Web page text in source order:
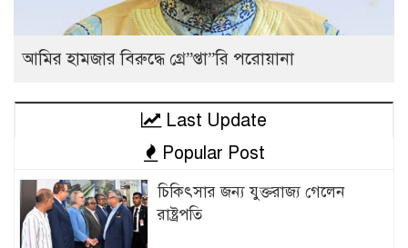
আমির হামজার বিরুদ্ধে গ্রে”প্তা”রি পরোয়ানা
Last Update
Popular Post
চিকিৎসার জন্য যুক্তরাজ্য গেলেন
রাষ্ট্রপতি